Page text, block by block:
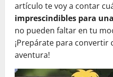
artículo te voy a contar
imprescindibles para
no pueden faltar en tu
¡Prepárate para convertir
aventura!